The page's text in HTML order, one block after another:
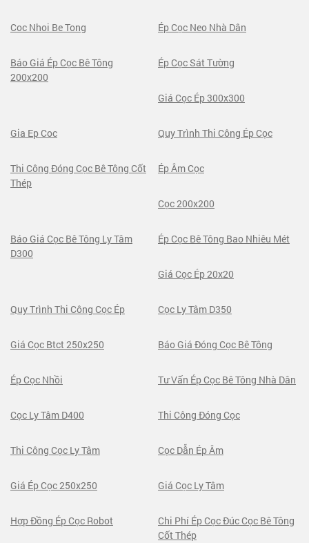
Coc Nhoi Be Tong Ép Cọc Neo Nhà Dân
Báo Giá Ép Cọc Bê Tông
200x200
Ép Cọc Sát Tường
Giá Cọc Ép 300x300
Gia Ep Coc Quy Trình Thi Công Ép Cọc
Thi Công Đóng Cọc Bê Tông Cốt
Thép
Ép Âm Cọc
Cọc 200x200
Báo Giá Cọc Bê Tông Ly Tâm
D300
Ép Cọc Bê Tông Bao Nhiêu Mét
Giá Cọc Ép 20x20
Quy Trình Thi Công Cọc Ép Cọc Ly Tâm D350
Giá Cọc Btct 250x250 Báo Giá Đóng Cọc Bê Tông
Ép Cọc Nhồi Tư Vấn Ép Cọc Bê Tông Nhà Dân
Cọc Ly Tâm D400 Thi Công Đóng Cọc
Thi Công Cọc Ly Tâm Cọc Dẫn Ép Âm
Giá Ép Cọc 250x250 Giá Cọc Ly Tâm
Hợp Đồng Ép Cọc Robot
Chi Phí Ép Cọc Đúc Cọc Bê Tông
Cốt Thép